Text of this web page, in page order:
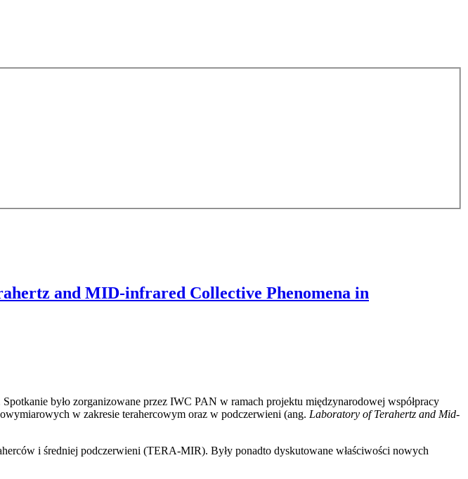
and MID-infrared Collective Phenomena in
Spotkanie było zorganizowane przez IWC PAN w ramach projektu międzynarodowej współpracy
w zakresie terahercowym oraz w podczerwieni (ang. Laboratory of Terahertz and Mid-
i średniej podczerwieni (TERA-MIR). Były ponadto dyskutowane właściwości nowych